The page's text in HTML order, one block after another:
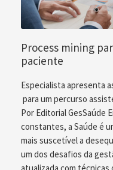
Process mining
paciente
Especialista apresenta
para um percurso
Por Editorial GesSaúde
constantes, a Saúde é
mais suscetível a
um dos desafios da